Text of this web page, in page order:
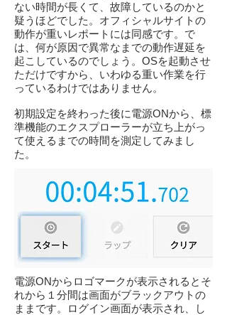
ない時間が長くて、故障しているのかと
疑うほどでした。オフィシャルサイトの
動作が重いレポートには同感です。で
は、何が原因で異常なまでの動作遅延を
起こしているのでしょう。OSを起動させ
ただけですから、いわゆる重い作業を行
っているわけではありません。
初期設定を終わった後に電源ONから、標
準機能のエクスプローラーが立ち上がっ
て使えるまでの時間を測定してみまし
た。
電源ONからロゴマークが表示されるとそ
れから１分間は画面がブラックアウトの
ままです。ログイン画面が表示され、し